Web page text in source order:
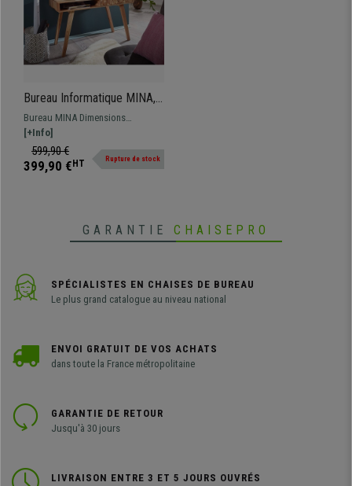
Bureau Informatique MINA,
dimensions 115X60X77 cm,
en Bois, Fabriqué Main,
Couleur Hêtre
Bureau MINA Dimensions
115x60x77 Un modèle au design
scandinave moderne, qui se
mariera à la perfection à n’importe
[+Info]
599,90 €
399,90 € HT Rupture de stock
GARANTIE CHAISEPRO
SPÉCIALISTES EN CHAISES DE BUREAU
Le plus grand catalogue au niveau national
ENVOI GRATUIT DE VOS ACHATS
dans toute la France métropolitaine
GARANTIE DE RETOUR
Jusqu'à 30 jours
LIVRAISON ENTRE 3 ET 5 JOURS OUVRÉS